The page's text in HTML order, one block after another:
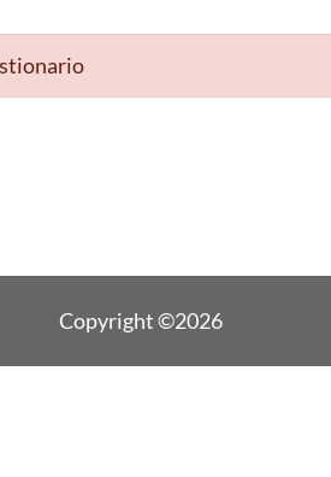
Copyright ©2026